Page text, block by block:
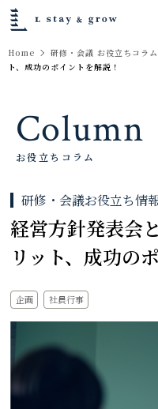
Home 研修・会議 お役立ちコラム
ト、成功のポイントを解説！
Column
お役立ちコラム
研修・会議お役立ち情
経営方針発表会
リット、成功の
企画 社員行事